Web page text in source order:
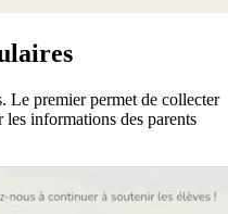
Le premier permet de collecter
les informations des parents